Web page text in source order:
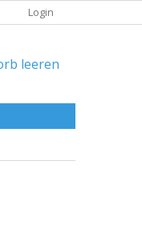
Login
leeren